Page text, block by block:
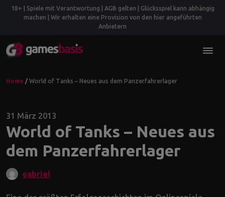
18+ | Spiele mit Verantwortung | AGB gelten | Glücksspiel kann abhängig
machen | Wir erhalten eine Provision von den hier angeführten
Anbietern
Home / World of Tanks – Neues aus dem Panzerfahrerlager
31 März 2013
World of Tanks – Neues aus
dem Panzerfahrerlager
gabriel